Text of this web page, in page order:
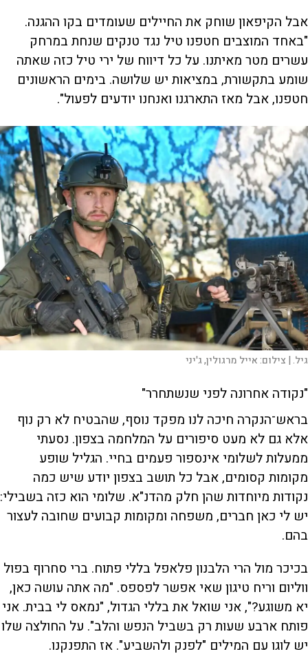
אבל הקיפאון שוחק את החיילים שעומדים בקו ההגנה.
"באחד המוצבים חטפנו טיל נגד טנקים שנחת במרחק
עשרים מטר מאיתנו. על כל דיווח של ירי טיל כזה שאתה
שומע בתקשורת, במציאות יש שלושה. בימים הראשונים
חטפנו, אבל מאז התארגנו ואנחנו יודעים לפעול".
גיל. | צילום:אייל מרגולין, ג'יני
"נקודה אחרונה לפני שנשתחרר"
בראש־הנקרה חיכה לנו מפקד נוסף, שהבטיח לא רק נוף
אלא גם לא מעט סיפורים על המלחמה בצפון. נסעתי
ממעלות לשלומי אינספור פעמים בחיי. הגליל שופע
מקומות קסומים, אבל כל תושב בצפון יודע שיש כמה
נקודות מיוחדות שהן חלק מהדנ"א. שלומי הוא כזה בשבילי:
יש לי כאן חברים, משפחה ומקומות קבועים שחובה לעצור
בהם.
בכיכר מול הרי הלבנון פלאפל בללי פתוח. ברי סחרוף בפול
ווליום וריח טיגון שאי אפשר לפספס. "מה אתה עושה כאן,
יא משוגע?", אני שואל את בללי הגדול, "נמאס לי בבית. אני
פותח ארבע שעות רק בשביל הנפש והלב". על החולצה שלו
יש לוגו עם המילים "לפנק ולהשביע". אז התפנקנו.